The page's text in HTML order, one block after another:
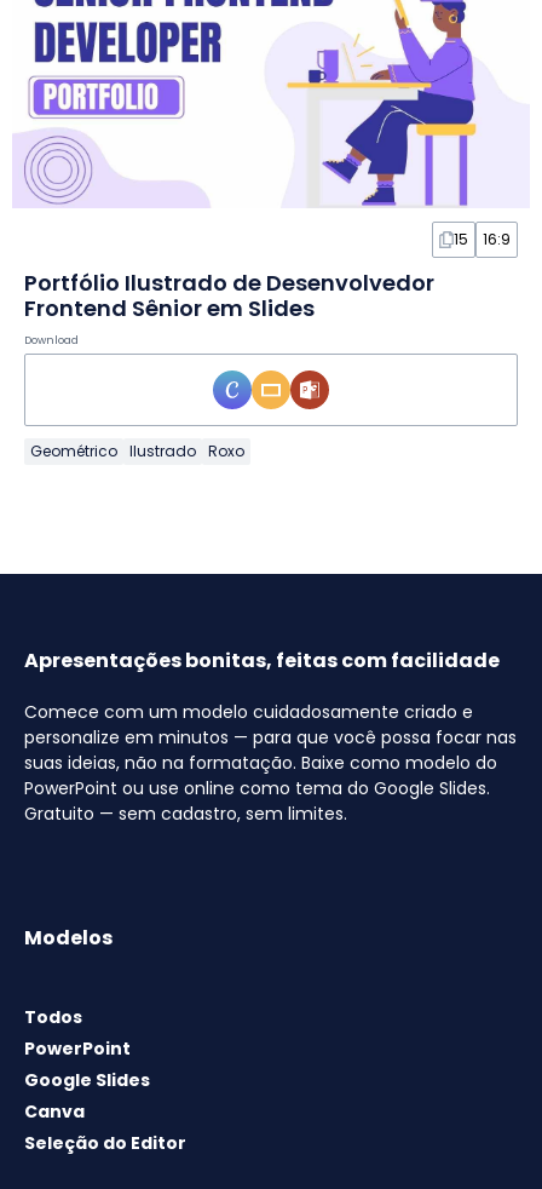
15 16:9
Portfólio Ilustrado de Desenvolvedor
Frontend Sênior em Slides
Download
Geométrico Ilustrado Roxo
Apresentações bonitas, feitas com facilidade
Comece com um modelo cuidadosamente criado e
personalize em minutos — para que você possa focar nas
suas ideias, não na formatação. Baixe como modelo do
PowerPoint ou use online como tema do Google Slides.
Gratuito — sem cadastro, sem limites.
Modelos
Todos
PowerPoint
Google Slides
Canva
Seleção do Editor